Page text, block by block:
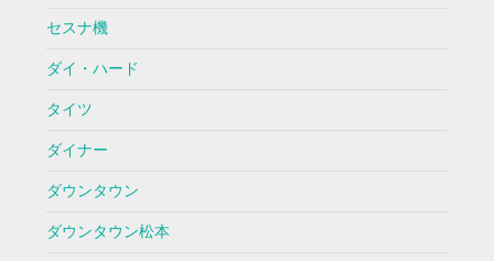
セスナ機
ダイ・ハード
タイツ
ダイナー
ダウンタウン
ダウンタウン松本